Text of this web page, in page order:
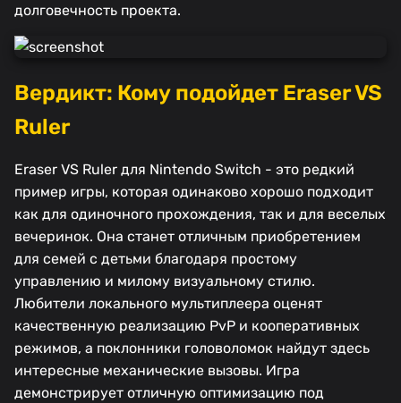
долговечность проекта.
Вердикт: Кому подойдет Eraser VS
Ruler
Eraser VS Ruler для Nintendo Switch - это редкий
пример игры, которая одинаково хорошо подходит
как для одиночного прохождения, так и для веселых
вечеринок. Она станет отличным приобретением
для семей с детьми благодаря простому
управлению и милому визуальному стилю.
Любители локального мультиплеера оценят
качественную реализацию PvP и кооперативных
режимов, а поклонники головоломок найдут здесь
интересные механические вызовы. Игра
демонстрирует отличную оптимизацию под